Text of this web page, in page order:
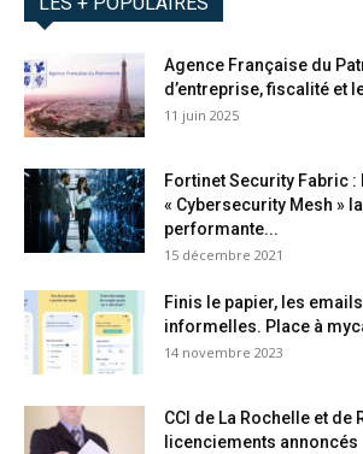
Agence Française du
d’entreprise, fiscalité et
11 juin 2025
Fortinet Security Fabric
« Cybersecurity Mesh »
performante...
15 décembre 2021
Finis le papier, les
informelles. Place à
14 novembre 2023
CCI de La Rochelle et de
licenciements annoncés